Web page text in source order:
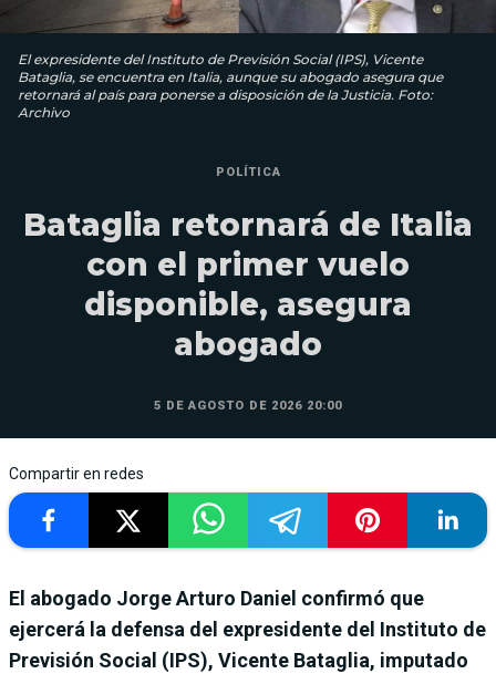
El expresidente del Instituto de Previsión Social (IPS), Vicente
Bataglia, se encuentra en Italia, aunque su abogado asegura que
retornará al país para ponerse a disposición de la Justicia. Foto:
Archivo
POLÍTICA
Bataglia retornará de Italia
con el primer vuelo
disponible, asegura
abogado
5 DE AGOSTO DE 2026 20:00
Compartir en redes
El abogado Jorge Arturo Daniel confirmó que
ejercerá la defensa del expresidente del Instituto de
Previsión Social (IPS), Vicente Bataglia, imputado